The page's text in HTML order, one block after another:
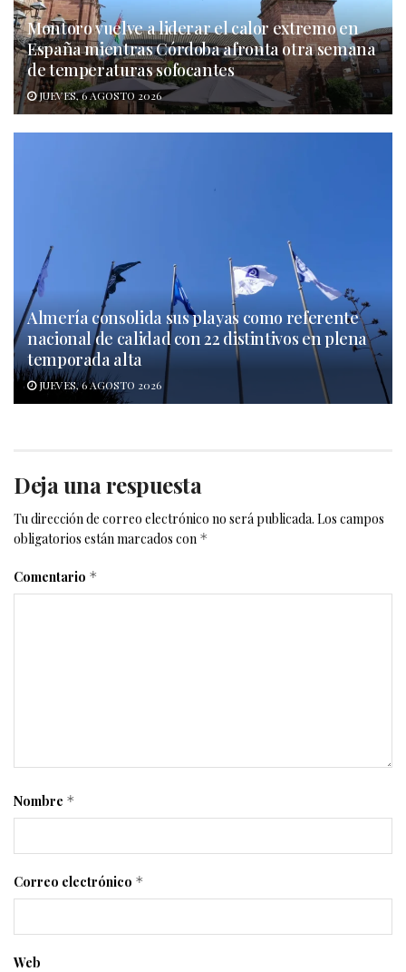
Montoro vuelve a liderar el calor extremo en
España mientras Córdoba afronta otra semana
de temperaturas sofocantes
JUEVES, 6 AGOSTO 2026
Almería consolida sus playas como referente
nacional de calidad con 22 distintivos en plena
temporada alta
JUEVES, 6 AGOSTO 2026
Deja una respuesta
Tu dirección de correo electrónico no será publicada. Los campos
obligatorios están marcados con *
Comentario *
Nombre *
Correo electrónico *
Web